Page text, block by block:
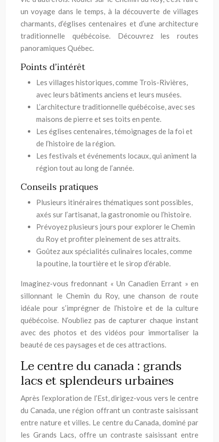
un voyage dans le temps, à la découverte de villages
charmants, d’églises centenaires et d’une architecture
traditionnelle québécoise. Découvrez les routes
panoramiques Québec.
Points d’intérêt
Les villages historiques, comme Trois-Rivières,
avec leurs bâtiments anciens et leurs musées.
L’architecture traditionnelle québécoise, avec ses
maisons de pierre et ses toits en pente.
Les églises centenaires, témoignages de la foi et
de l’histoire de la région.
Les festivals et événements locaux, qui animent la
région tout au long de l’année.
Conseils pratiques
Plusieurs itinéraires thématiques sont possibles,
axés sur l’artisanat, la gastronomie ou l’histoire.
Prévoyez plusieurs jours pour explorer le Chemin
du Roy et profiter pleinement de ses attraits.
Goûtez aux spécialités culinaires locales, comme
la poutine, la tourtière et le sirop d’érable.
Imaginez-vous fredonnant « Un Canadien Errant » en
sillonnant le Chemin du Roy, une chanson de route
idéale pour s’imprégner de l’histoire et de la culture
québécoise. N’oubliez pas de capturer chaque instant
avec des photos et des vidéos pour immortaliser la
beauté de ces paysages et de ces attractions.
Le centre du canada : grands
lacs et splendeurs urbaines
Après l’exploration de l’Est, dirigez-vous vers le centre
du Canada, une région offrant un contraste saisissant
entre nature et villes. Le centre du Canada, dominé par
les Grands Lacs, offre un contraste saisissant entre